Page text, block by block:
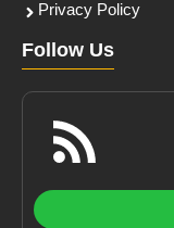
Privacy Policy
Follow Us